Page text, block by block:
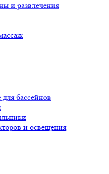
и развлечения
бассейнов
и освещения